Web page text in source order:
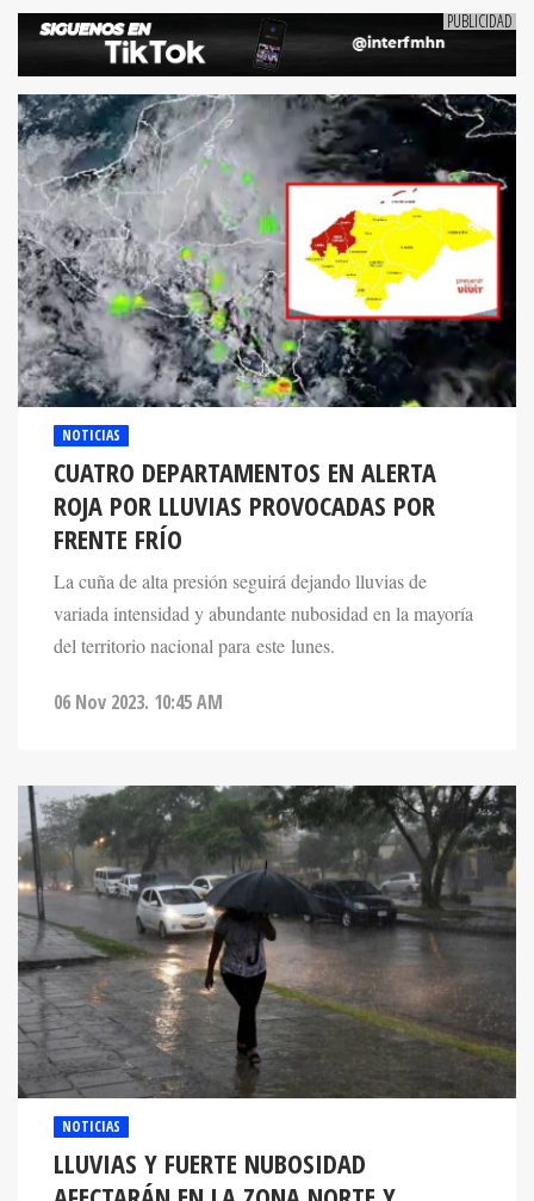
NOTICIAS
CUATRO DEPARTAMENTOS EN ALERTA
ROJA POR LLUVIAS PROVOCADAS POR
FRENTE FRÍO
La cuña de alta presión seguirá dejando lluvias de
variada intensidad y abundante nubosidad en la mayoría
del territorio nacional para este lunes.
NOTICIAS
LLUVIAS Y FUERTE NUBOSIDAD
AFECTARÁN EN LA ZONA NORTE Y